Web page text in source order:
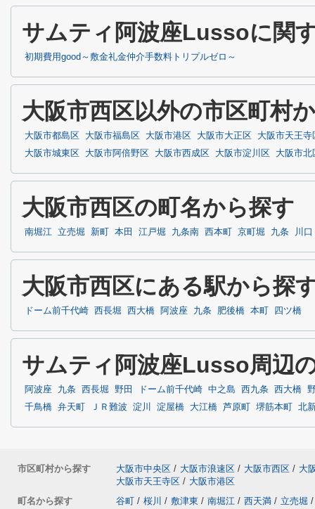
サムティ阿波座Lussoに関
初期費用good～敷金礼金仲介手数料トリプルゼロ～
大阪市西区以外の市区町村
大阪市都島区 大阪市福島区 大阪市港区 大阪市大正区
大阪市天王寺
大阪市城東区
大阪市阿倍野区 大阪市西成区 大阪市淀川区 大阪市北
大阪市西区の町名から探す
南堀江 立売堀 新町 本田 江戸堀 九条南 西本町 京町堀 九条 川口
大阪市西区にある駅から探
ドーム前千代崎 西長堀 西大橋 阿波座 九条 肥後橋 本町 四ツ橋
サムティ阿波座Lusso周辺
阿波座 九条 西長堀 野田 ドーム前千代崎 中之島 西九条 西大橋
千鳥橋 弁天町 ＪＲ難波 淀川 淀屋橋 大江橋 芦原町 堺筋本町 北
市区町村から探す 大阪市中央区 / 大阪市浪速区 / 大阪市西区 / 大
大阪市天王寺区 / 大阪市港区
町名から探す
谷町 / 桜川 / 敷津東 / 南堀江 / 西天満 / 立売堀 /